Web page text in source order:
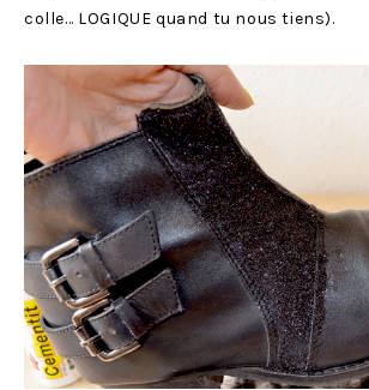
colle… LOGIQUE quand tu nous tiens).